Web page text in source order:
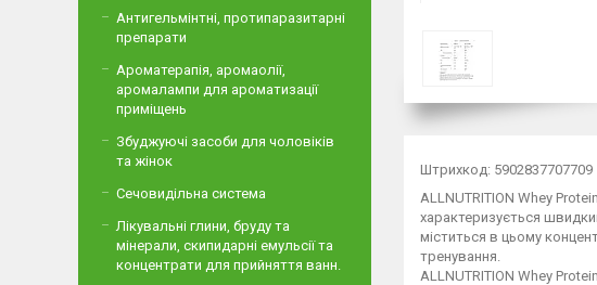
Штрихкод: 5902837707709
ALLNUTRITION Whey
характеризується
міститься в цьому
тренування.
ALLNUTRITION Whey
Антигельмінтні, протипаразитарні
препарати
Ароматерапія, аромаолії,
аромалампи для ароматизації
приміщень
Збуджуючі засоби для чоловіків
та жінок
Сечовидільна система
Лікувальні глини, бруду та
мінерали, скипидарні емульсії та
концентрати для прийняття ванн.